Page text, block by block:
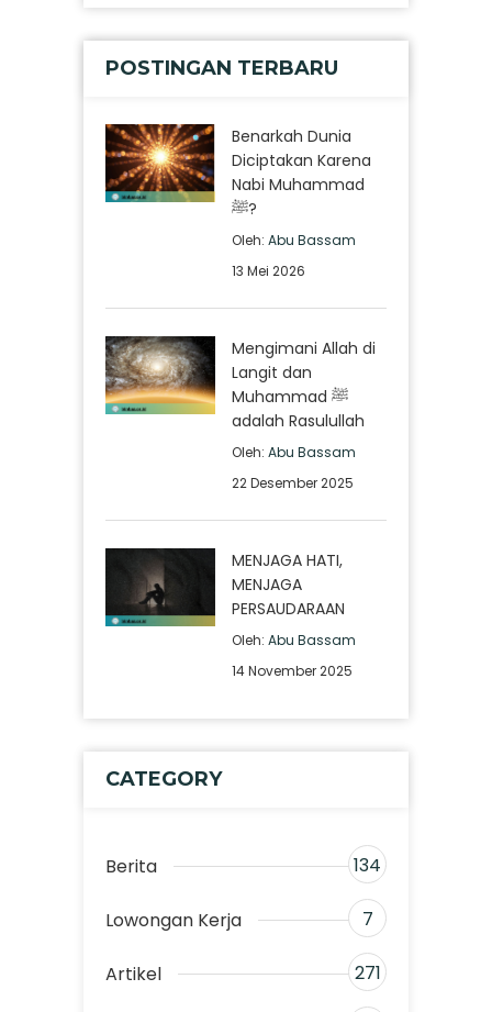
POSTINGAN TERBARU
Benarkah Dunia
Diciptakan Karena
Nabi Muhammad
ﷺ?
Oleh: Abu Bassam
13 Mei 2026
Mengimani Allah di
Langit dan
Muhammad ﷺ
adalah Rasulullah
Oleh: Abu Bassam
22 Desember 2025
MENJAGA HATI,
MENJAGA
PERSAUDARAAN
Oleh: Abu Bassam
14 November 2025
CATEGORY
Berita 134
Lowongan Kerja 7
Artikel 271